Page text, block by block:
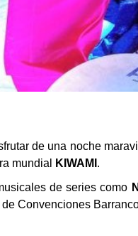
de una noche
mundial
KIWAMI .
de series como
Convenciones